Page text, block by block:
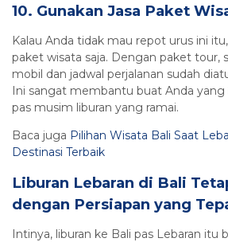
10. Gunakan Jasa Paket
Kalau Anda tidak mau repot urus ini
paket wisata saja. Dengan paket tour,
mobil dan jadwal perjalanan sudah
Ini sangat membantu buat Anda
pas musim liburan yang ramai.
Baca juga Pilihan Wisata Bali Saat
Destinasi Terbaik
Liburan Lebaran di Bali
dengan Persiapan yang
Intinya, liburan ke Bali pas Lebaran itu